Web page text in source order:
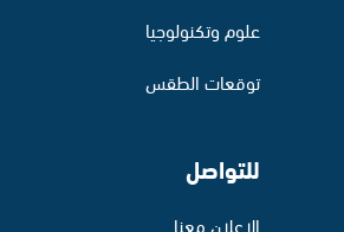
علوم وتكنولوجيا
توقعات الطقس
للتواصل
الإعلان معنا